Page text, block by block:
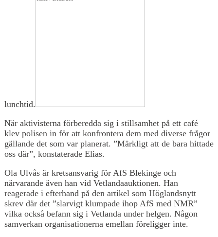
lunchtid.
När aktivisterna förberedda sig i stillsamhet på ett café
klev polisen in för att konfrontera dem med diverse frågor
gällande det som var planerat. ”Märkligt att de bara hittade
oss där”, konstaterade Elias.
Ola Ulvås är kretsansvarig för AfS Blekinge och
närvarande även han vid Vetlandaauktionen. Han
reagerade i efterhand på den artikel som Höglandsnytt
skrev där det ”slarvigt klumpade ihop AfS med NMR”
vilka också befann sig i Vetlanda under helgen. Någon
samverkan organisationerna emellan föreligger inte.